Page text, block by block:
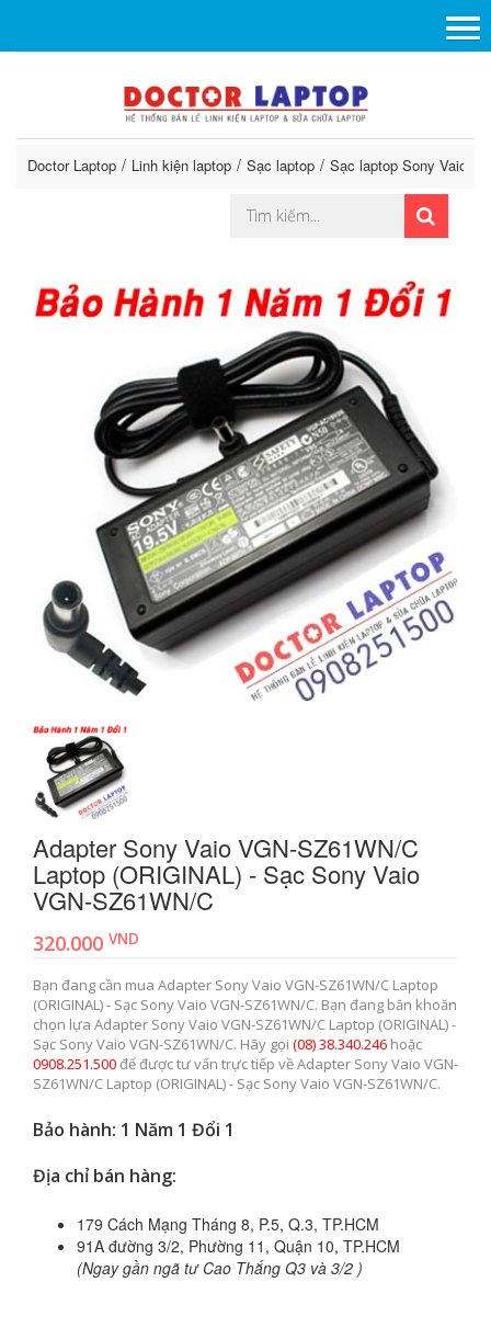
Doctor Laptop Linh kiện laptop Sạc laptop Sạc laptop Sony Vaio
Adapter Sony Vaio VGN-SZ61WN/C
Laptop (ORIGINAL) - Sạc Sony Vaio
VGN-SZ61WN/C
320.000 VND
Bạn đang cần mua Adapter Sony Vaio VGN-SZ61WN/C Laptop
(ORIGINAL) - Sạc Sony Vaio VGN-SZ61WN/C. Bạn đang băn khoăn
chọn lựa Adapter Sony Vaio VGN-SZ61WN/C Laptop (ORIGINAL) -
Sạc Sony Vaio VGN-SZ61WN/C. Hãy gọi (08) 38.340.246 hoặc
0908.251.500để được tư vấn trực tiếp về Adapter Sony Vaio VGN-
SZ61WN/C Laptop (ORIGINAL) - Sạc Sony Vaio VGN-SZ61WN/C.
Bảo hành: 1 Năm 1 Đổi 1
Địa chỉ bán hàng:
179 Cách Mạng Tháng 8, P.5, Q.3, TP.HCM
91A đường 3/2, Phường 11, Quận 10, TP.HCM
(Ngay gần ngã tư Cao Thắng Q3 và 3/2 )